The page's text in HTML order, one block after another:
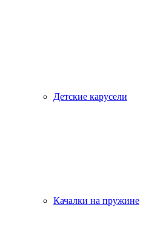
Детские карусели
Качалки на пружине